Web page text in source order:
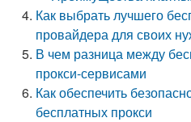
Как выбрать лучшего
провайдера для своих
В чем разница между
прокси-сервисами
Как обеспечить
бесплатных прокси